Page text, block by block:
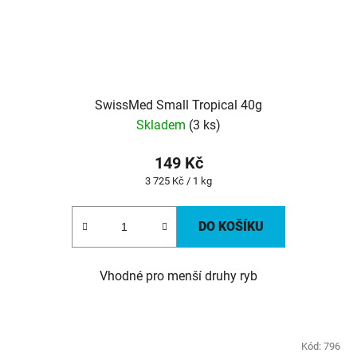
SwissMed Small Tropical 40g
Skladem (3 ks)
149 Kč
Měrná
3 725 Kč / 1 kg
DO KOŠÍKU
Vhodné pro menší druhy ryb
Kód: 796